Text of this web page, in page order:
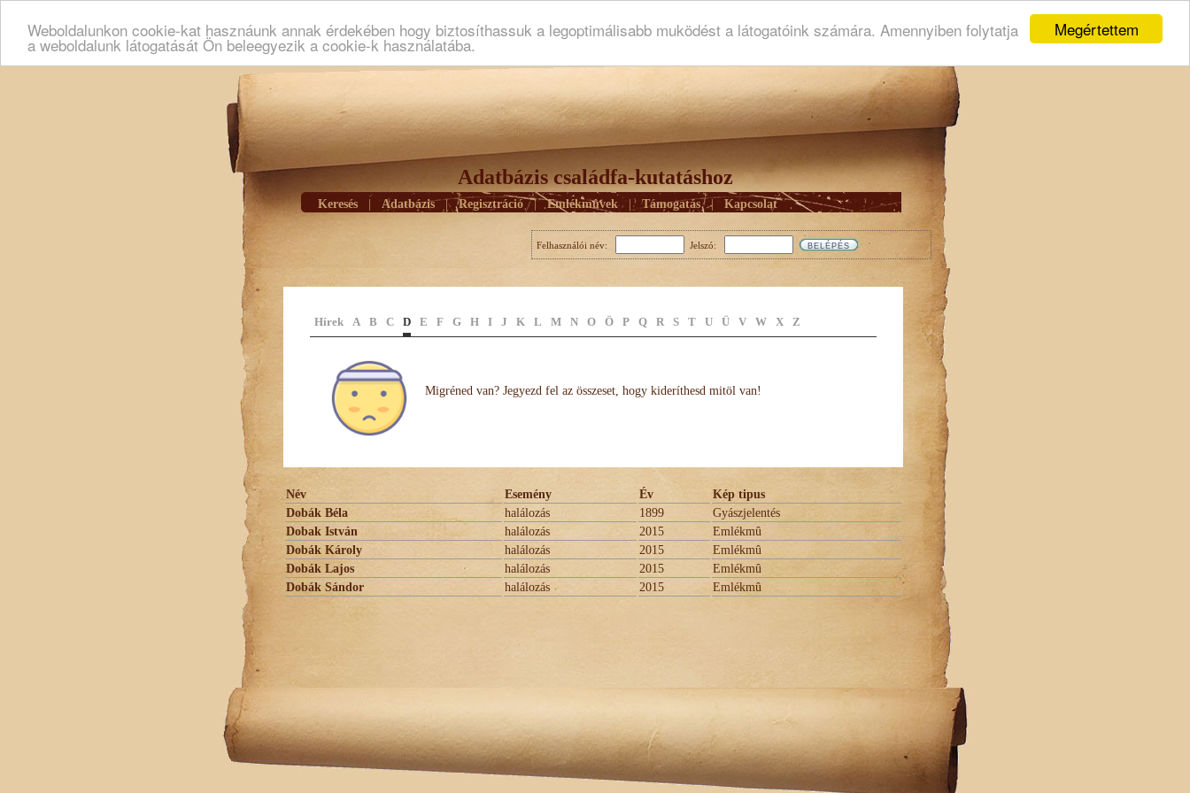
Megértettem
Weboldalunkon cookie-kat hasznáunk annak érdekében hogy biztosíthassuk a legoptimálisabb muködést a látogatóink számára. Amennyiben folytatja
a weboldalunk látogatását Ön beleegyezik a cookie-k használatába.
Adatbázis családfa-kutatáshoz
Keresés Adatbázis | Regisztráció | Emlékmûvek | Támogatás | Kapcsolat
Felhasználói név: Jelszó:
Hírek A B C D E F G H I J K L M N O Ö P Q R S T U Ü V W X Z
Migréned van? Jegyezd fel az összeset, hogy kideríthesd mitöl van!
Név Esemény Év
Kép tipus
Dobák Béla
halálozás 1899
Gyászjelentés
Dobak István
halálozás 2015
Emlékmû
Dobák Károly
halálozás 2015
Emlékmû
Dobák Lajos
halálozás 2015
Emlékmû
Dobák Sándor
halálozás 2015 Emlékmû